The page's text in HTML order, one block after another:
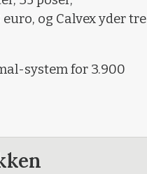
og Calvex yder tre
system for 3.900